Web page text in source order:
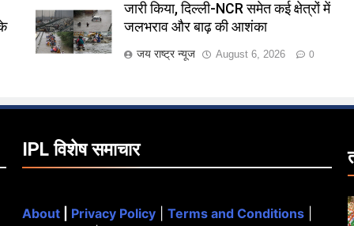
जारी किया, दिल्ली-NCR समेत कई क्षेत्रों में
जलभराव और बाढ़ की आशंका
जय राष्ट्र न्यूज August 6, 2026 0
IPL विशेष समाचार
About Privacy Policy Terms and Conditions